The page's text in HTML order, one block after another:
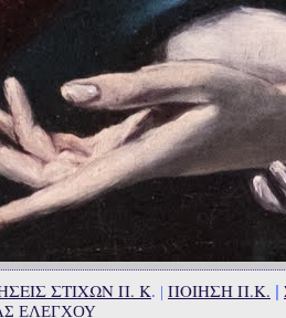
ΣΤΙΧΩΝ Π. Κ. | ΠΟΙΗΣΗ Π.Κ. |
ΕΛΕΓΧΟΥ